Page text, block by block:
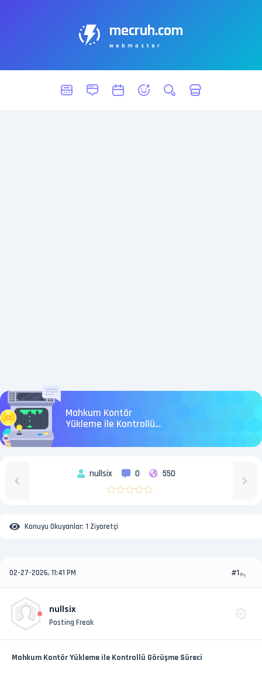
mecruh.com
webmaster
Mahkum Kontör
Yükleme ile Kontrollü
nullsix 0 550
Konuyu Okuyanlar: 1 Ziyaretçi
02-27-2026, 11:41 PM #1
nullsix
Posting Freak
Mahkum Kontör Yükleme ile Kontrollü Görüşme Süreci